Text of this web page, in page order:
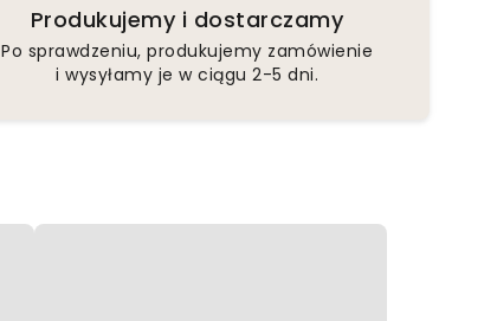
Produkujemy i dostarczamy
Po sprawdzeniu, produkujemy zamówienie
i wysyłamy je w ciągu 2-5 dni.